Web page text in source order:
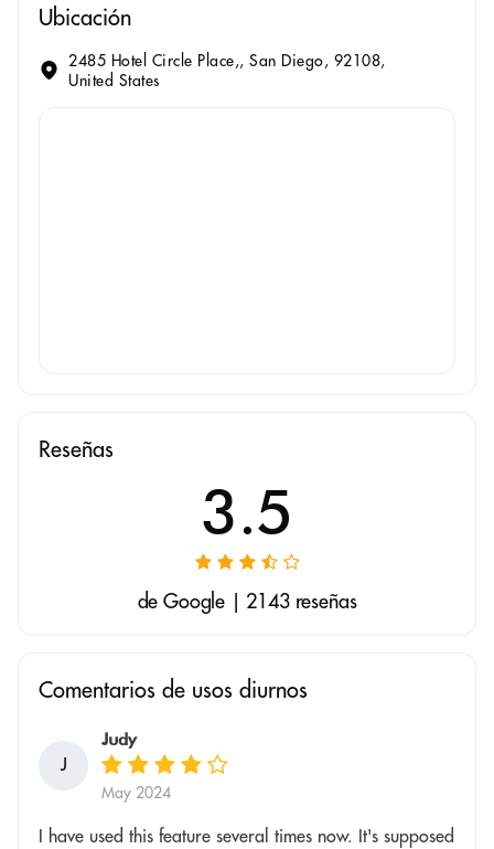
Ubicación
2485 Hotel Circle Place,, San Diego, 92108,
United States
Reseñas
3.5
de Google | 2143 reseñas
Comentarios de usos diurnos
J
Judy
May 2024
I have used this feature several times now. It's supposed